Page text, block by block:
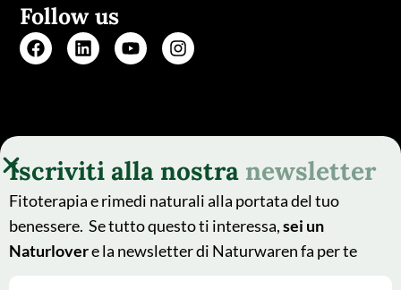
Follow us
Iscriviti alla nostra newsletter
Fitoterapia e rimedi naturali alla portata del tuo
benessere. Se tutto questo ti interessa,sei un
Naturlovere la newsletter di Naturwaren fa per te